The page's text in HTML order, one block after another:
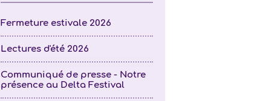
Fermeture estivale 2026
Lectures d'été 2026
Communiqué de presse - Notre
présence au Delta Festival